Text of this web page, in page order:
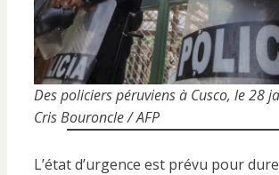
Des policiers péruviens à Cusco, le 28
Cris Bouroncle / AFP
L’état d’urgence est prévu pour